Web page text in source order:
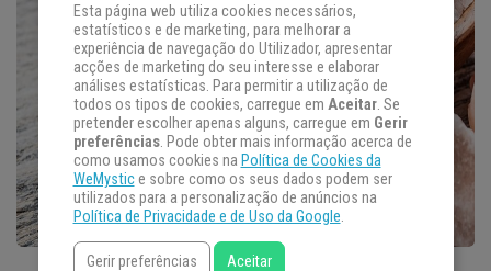
Esta página web utiliza cookies necessários,
estatísticos e de marketing, para melhorar a
experiência de navegação do Utilizador, apresentar
acções de marketing do seu interesse e elaborar
análises estatísticas. Para permitir a utilização de
todos os tipos de cookies, carregue em Aceitar. Se
pretender escolher apenas alguns, carregue em Gerir
preferências. Pode obter mais informação acerca de
como usamos cookies na Política de Cookies da
WeMystice sobre como os seus dados podem ser
utilizados para a personalização de anúncios na
Política de Privacidade e de Uso da Google.
Gerir preferências Aceitar